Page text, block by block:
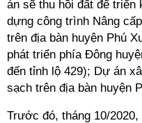
án sẽ thu hồi đất để
dựng công trình Nâng
trên địa bàn huyện Phú
phát triển phía Đông
đến tỉnh lộ 429); Dự án
sạch trên địa bàn huyện
Trước đó, tháng 10/